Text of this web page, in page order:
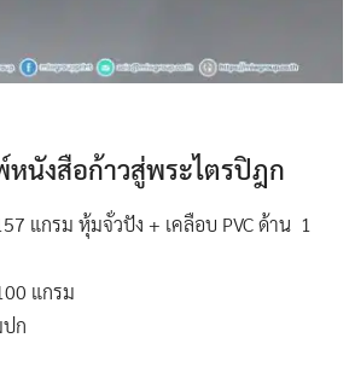
นังสือก้าวสู่พระไตรปิฎก
แกรม หุ้มจั่วปัง + เคลือบ PVC ด้าน 1
แกรม
ก